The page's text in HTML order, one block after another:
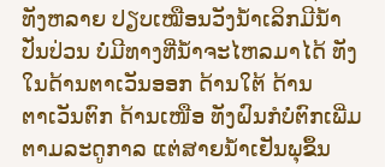
ທັງຫລາຍ ປຽບເໝືອນວັງນ້ຳເລິກມີນ້ຳ
ປັ່ນປ່ວນ ບໍ່ມີທາງທີ່ນ້ຳຈະໄຫລມາໄດ້ ທັງ
ໃນດ້ານຕາເວັນອອກ ດ້ານໃຕ້ ດ້ານ
ຕາເວັນຕົກ ດ້ານເໜືອ ທັງຝົນກໍບໍ່ຕົກເພີ່ມ
ຕາມລະດູກາລ ແຕ່ສາຍນ້ຳເຢັນພຸຂຶ້ນ